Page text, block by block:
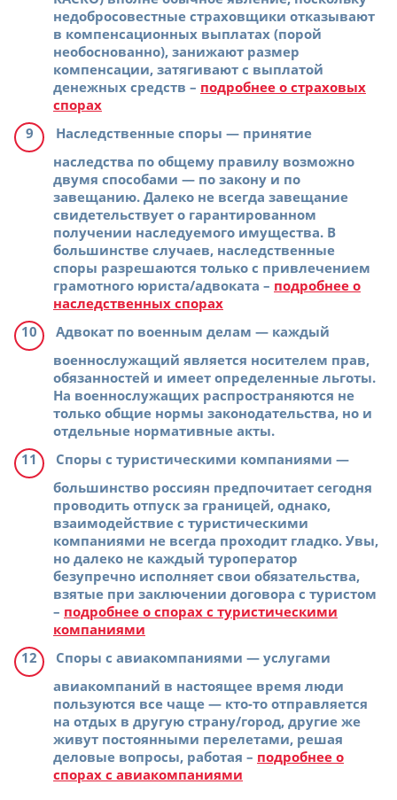
недобросовестные страховщики отказывают
в компенсационных выплатах (порой
необоснованно), занижают размер
компенсации, затягивают с выплатой
денежных средств – подробнее о страховых
спорах
Наследственные споры — принятие
наследства по общему правилу возможно
двумя способами — по закону и по
завещанию. Далеко не всегда завещание
свидетельствует о гарантированном
получении наследуемого имущества. В
большинстве случаев, наследственные
споры разрешаются только с привлечением
грамотного юриста/адвоката – подробнее о
наследственных спорах
Адвокат по военным делам — каждый
военнослужащий является носителем прав,
обязанностей и имеет определенные льготы.
На военнослужащих распространяются не
только общие нормы законодательства, но и
отдельные нормативные акты.
Споры с туристическими компаниями —
большинство россиян предпочитает сегодня
проводить отпуск за границей, однако,
взаимодействие с туристическими
компаниями не всегда проходит гладко. Увы,
но далеко не каждый туроператор
безупречно исполняет свои обязательства,
взятые при заключении договора с туристом
– подробнее о спорах с туристическими
компаниями
Споры с авиакомпаниями — услугами
авиакомпаний в настоящее время люди
пользуются все чаще — кто-то отправляется
на отдых в другую страну/город, другие же
живут постоянными перелетами, решая
деловые вопросы, работая – подробнее о
спорах с авиакомпаниями